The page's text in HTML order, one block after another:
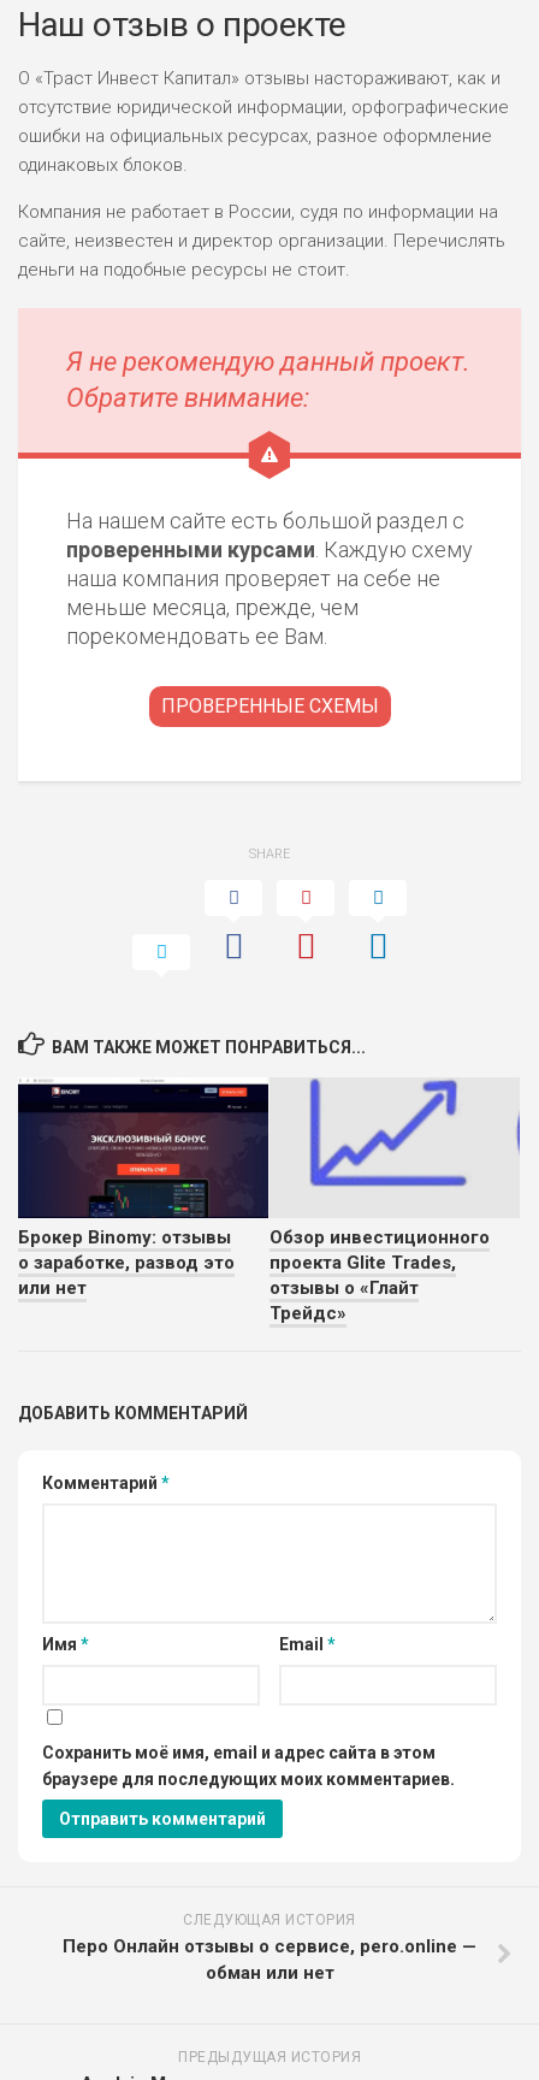
Наш отзыв о проекте
О «Траст Инвест Капитал» отзывы настораживают, как и
отсутствие юридической информации, орфографические
ошибки на официальных ресурсах, разное оформление
одинаковых блоков.
Компания не работает в России, судя по информации на
сайте, неизвестен и директор организации. Перечислять
деньги на подобные ресурсы не стоит.
Я не рекомендую данный проект.
Обратите внимание:
На нашем сайте есть большой раздел с
проверенными курсами. Каждую схему
наша компания проверяет на себе не
меньше месяца, прежде, чем
порекомендовать ее Вам.
ПРОВЕРЕННЫЕ СХЕМЫ
SHARE
ВАМ ТАКЖЕ МОЖЕТ ПОНРАВИТЬСЯ...
Брокер Binomy: отзывы
о заработке, развод это
или нет
Обзор инвестиционного
проекта Glite Trades,
отзывы о «Глайт
Трейдс»
ДОБАВИТЬ КОММЕНТАРИЙ
Комментарий *
Имя * Email *
Сохранить моё имя, email и адрес сайта в этом
браузере для последующих моих комментариев.
СЛЕДУЮЩАЯ ИСТОРИЯ
Перо Онлайн отзывы о сервисе, pero.online —
обман или нет
ПРЕДЫДУЩАЯ ИСТОРИЯ